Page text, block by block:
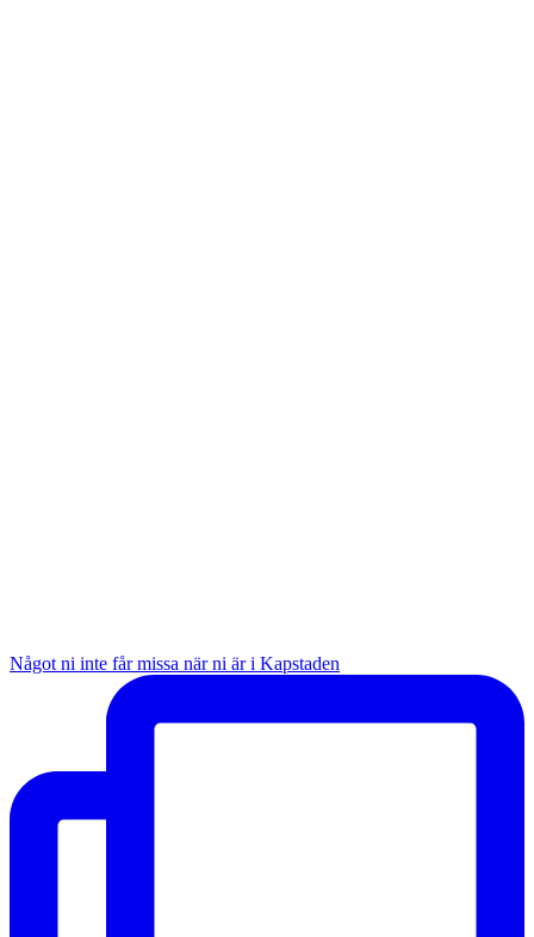
Något ni inte får missa när ni är i Kapstaden